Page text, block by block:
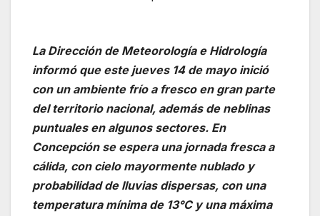
La Dirección de Meteorología e Hidrología
informó que este jueves 14 de mayo inició
con un ambiente frío a fresco en gran parte
del territorio nacional, además de neblinas
puntuales en algunos sectores. En
Concepción se espera una jornada fresca a
cálida, con cielo mayormente nublado y
probabilidad de lluvias dispersas, con una
temperatura mínima de 13°C y una máxima